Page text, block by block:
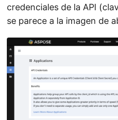
credenciales de la API
se parece a la imagen de